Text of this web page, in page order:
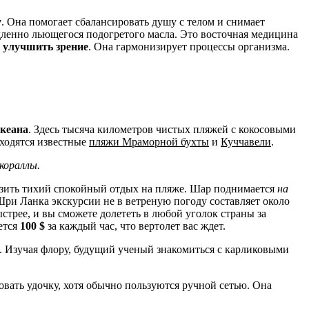
. Она помогает сбалансировать душу с телом и снимает
льющегося подогретого масла. Это восточная медицина
улучшить зрение. Она гармонизирует процессы организма.
. Здесь тысяча километров чистых пляжей с кокосовыми
известные пляжи Мраморной бухты и Куччавели.
тихий спокойный отдых на пляже. Шар поднимается на
Ланка экскурсии не в ветреную погоду составляет около
и вы сможете долететь в любой уголок страны за
100 $ за каждый час, что вертолет вас ждет.
флору, будущий ученый знакомиться с карликовыми
удочку, хотя обычно пользуются ручной сетью. Она